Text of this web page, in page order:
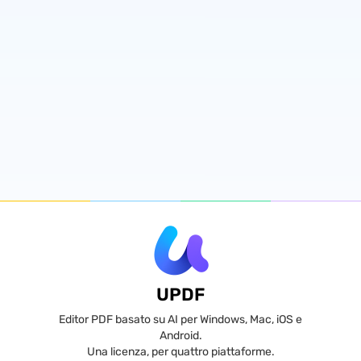
UPDF
Editor PDF basato su AI per Windows, Mac, iOS e
Android.
Una licenza, per quattro piattaforme.